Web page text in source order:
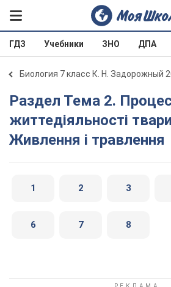
ГДЗ Учебники ЗНО ДПА
Биология 7 класс К. Н. Задорожный
Раздел Тема 2. Процеси
життедіяльності
Живлення і травлення
1 2 3
6 7 8